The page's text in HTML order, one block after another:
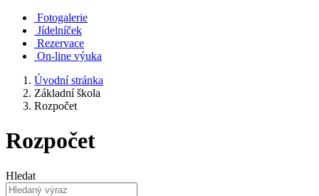
Fotogalerie
Jídelníček
Rezervace
On-line výuka
Úvodní stránka
Základní škola
Rozpočet
Rozpočet
Hledat